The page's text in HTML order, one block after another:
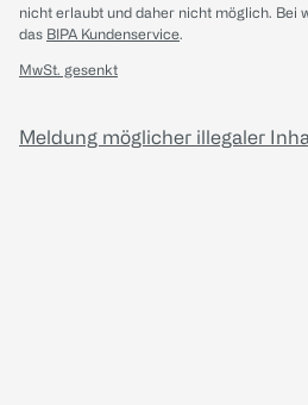
nicht erlaubt und daher nicht möglich. Bei
das BIPA Kundenservice.
MwSt. gesenkt
Meldung möglicher illegaler